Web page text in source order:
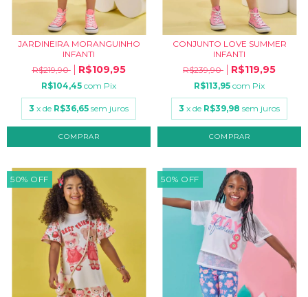
JARDINEIRA MORANGUINHO
INFANTI
R$219,90
R$109,95
R$104,45 com Pix
3 x de R$36,65 sem juros
COMPRAR
CONJUNTO LOVE SUMMER
INFANTI
R$239,90
R$119,95
R$113,95 com Pix
3 x de R$39,98 sem juros
COMPRAR
50% OFF 50% OFF